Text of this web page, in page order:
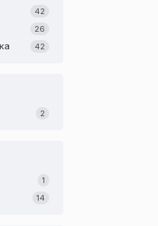
42
26
42
2
1
14